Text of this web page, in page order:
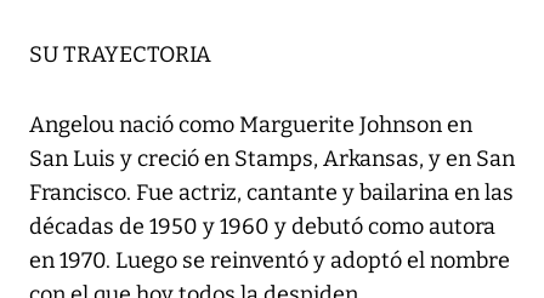
SU TRAYECTORIA
Angelou nació como Marguerite Johnson en
San Luis y creció en Stamps, Arkansas, y en San
Francisco. Fue actriz, cantante y bailarina en las
décadas de 1950 y 1960 y debutó como autora
en 1970. Luego se reinventó y adoptó el nombre